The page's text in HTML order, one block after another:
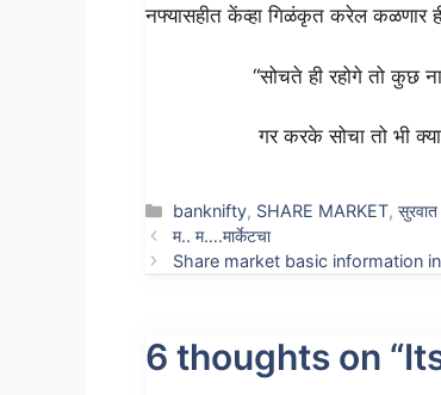
नफ्यासहीत केंव्हा गिळंकृत करेल कळणार
“सोचते ही रहोगे तो कुछ ना
गर करके सोचा तो भी क्या
Categories
banknifty, SHARE MARKET,
म.. म….मार्केटचा
Share market basic information in
6 thoughts on